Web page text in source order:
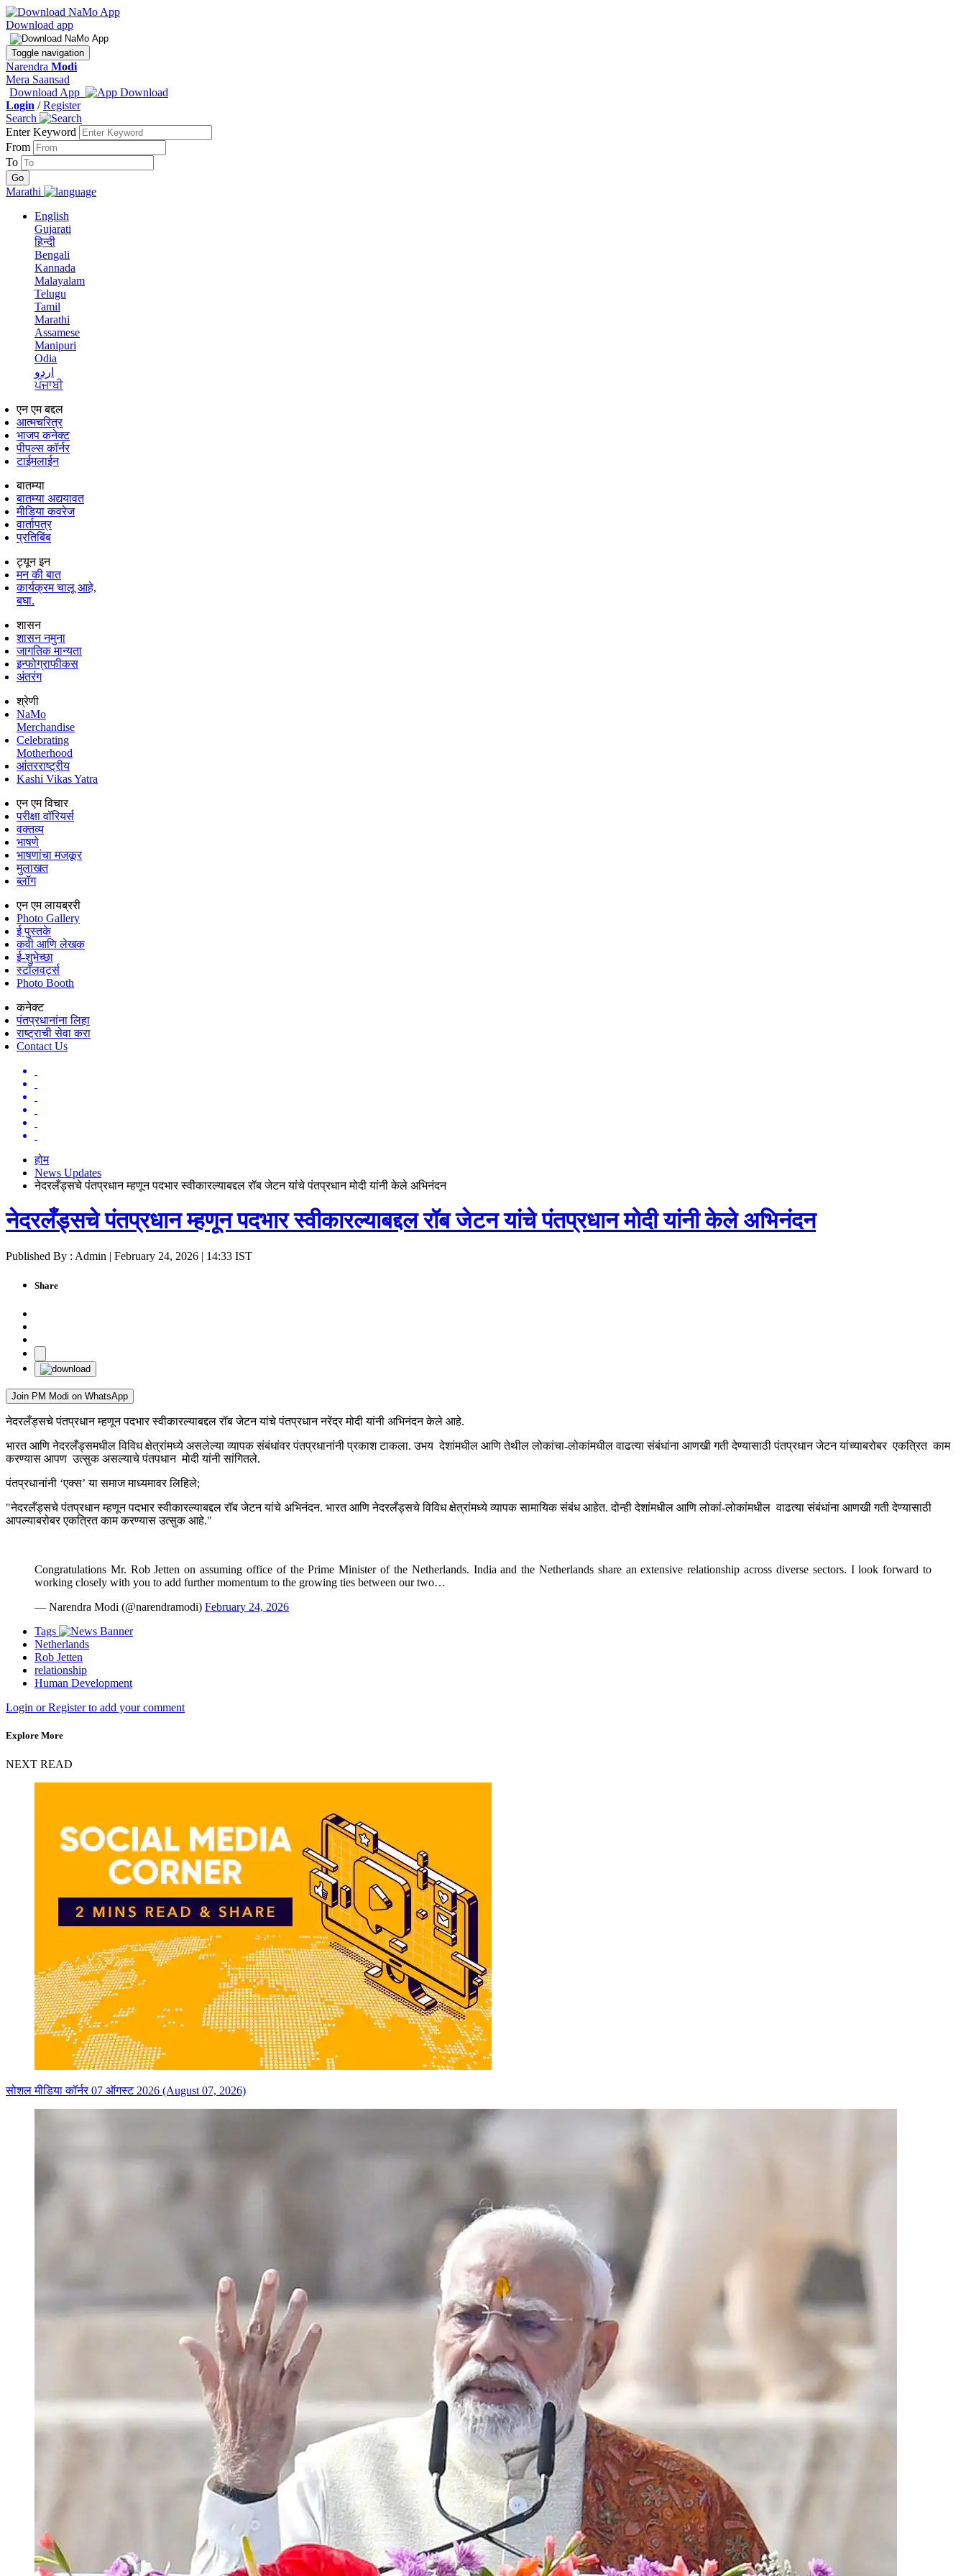
Download app
Toggle navigation
Narendra Modi
Mera Saansad
Download App
Login /Register
Search
Enter Keyword
From
To
Marathi
English
Gujarati
हिन्दी
Bengali
Kannada
Malayalam
Telugu
Tamil
Marathi
Assamese
Manipuri
Odia
اردو
ਪੰਜਾਬੀ
एन एम बद्दल
आत्मचरित्र
भाजप कनेक्ट
पीपल्स कॉर्नर
टाईमलाईन
बातम्या
बातम्या अद्ययावत
मीडिया कवरेज
वार्तापत्र
प्रतिबिंब
ट्यून इन
मन की बात
कार्यक्रम चालू आहे,
बघा.
शासन
शासन नमुना
जागतिक मान्यता
इन्फोग्राफीकस
अंतरंग
श्रेणी
NaMo
Merchandise
Celebrating
Motherhood
आंतरराष्ट्रीय
Kashi Vikas Yatra
एन एम विचार
परीक्षा वॉरियर्स
वक्तव्य
भाषणे
भाषणांचा मजकूर
मुलाखत
ब्लॉग
एन एम लायब्ररी
Photo Gallery
ई पुस्तके
कवी आणि लेखक
ई-शुभेच्छा
स्टॉलवर्ट्स
Photo Booth
कनेक्ट
पंतप्रधानांना लिहा
राष्ट्राची सेवा करा
Contact Us
होम
News Updates
नेदरलँड्सचे पंतप्रधान म्हणून पदभार स्वीकारल्याबद्दल रॉब जेटन यांचे पंतप्रधान मोदी यांनी केले अभिनंदन
नेदरलँड्सचे पंतप्रधान म्हणून पदभार स्वीकारल्याबद्दल रॉब जेटन यांचे पंतप्रधान मोदी यांनी केले अभिनंदन
Published By : Admin | February 24, 2026 | 14:33 IST
Share
Join PM Modi on WhatsApp
नेदरलँड्सचे पंतप्रधान म्हणून पदभार स्वीकारल्याबद्दल रॉब जेटन यांचे पंतप्रधान नरेंद्र मोदी यांनी अभिनंदन केले आहे.
भारत आणि नेदरलँड्समधील विविध क्षेत्रांमध्ये असलेल्या व्यापक संबंधांवर पंतप्रधानांनी प्रकाश टाकला. उभय देशांमधील आणि तेथील लोकांचा-लोकांमधील वाढत्या संबंधांना आणखी गती देण्यासाठी पंतप्रधान जेटन यांच्याबरोबर एकत्रित काम
करण्यास आपण उत्सुक असल्याचे पंतपधान मोदी यांनी सांगितले.
पंतप्रधानांनी ‘एक्स’ या समाज माध्‍यमावर लिहिले;
"नेदरलँड्सचे पंतप्रधान म्हणून पदभार स्वीकारल्याबद्दल रॉब जेटन यांचे अभिनंदन. भारत आणि नेदरलँड्सचे विविध क्षेत्रांमध्ये व्यापक सामायिक संबंध आहेत. दोन्ही देशांमधील आणि लोकां-लोकांमधील वाढत्या संबंधांना आणखी गती देण्यासाठी
आपल्याबरोबर एकत्रित काम करण्यास उत्सुक आहे."
Congratulations Mr. Rob Jetten on assuming office of the Prime Minister of the Netherlands. India and the Netherlands share an extensive relationship across diverse sectors. I look forward to
working closely with you to add further momentum to the growing ties between our two…
— Narendra Modi (@narendramodi) February 24, 2026
Tags
Netherlands
Rob Jetten
relationship
Human Development
Login or Register to add your comment
Explore More
NEXT READ
सोशल मीडिया कॉर्नर 07 ऑगस्ट 2026 (August 07, 2026)